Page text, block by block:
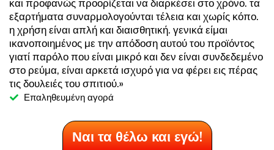
και προφανώς προορίζεται να διαρκέσει στο χρόνο. τα
εξαρτήματα συναρμολογούνται τέλεια και χωρίς κόπο.
η χρήση είναι απλή και διαισθητική. γενικά είμαι
ικανοποιημένος με την απόδοση αυτού του προϊόντος
γιατί παρόλο που είναι μικρό και δεν είναι συνδεδεμένο
στο ρεύμα, είναι αρκετά ισχυρό για να φέρει εις πέρας
τις δουλειές του σπιτιού.»
Επαληθευμένη αγορά
Ναι τα θέλω και εγώ!